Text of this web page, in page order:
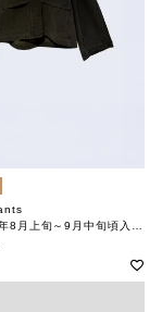
上旬～9月中旬頃入荷予定
ャケット